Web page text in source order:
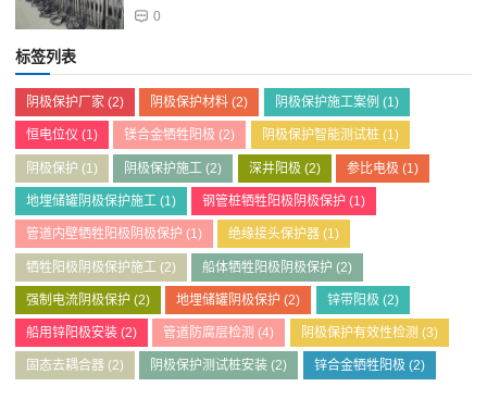
0
标签列表
阴极保护厂家 (2) 阴极保护材料 (2) 阴极保护施工案例 (1)
恒电位仪 (1) 镁合金牺牲阳极 (2) 阴极保护智能测试桩(1)
阴极保护 (1) 阴极保护施工 (2) 深井阳极 (2) 参比电极 (1)
地埋储罐阴极保护施工 (1) 钢管桩牺牲阳极阴极保护 (1)
管道内壁牺牲阳极阴极保护 (1) 绝缘接头保护器 (1)
牺牲阳极阴极保护施工 (2) 船体牺牲阳极阴极保护 (2)
强制电流阴极保护 (2) 地埋储罐阴极保护 (2) 锌带阳极 (2)
船用锌阳极安装 (2) 管道防腐层检测 (4) 阴极保护有效性检测 (3)
固态去耦合器 (2) 阴极保护测试桩安装 (2) 锌合金牺牲阳极 (2)